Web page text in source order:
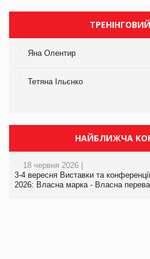
Яна Олентир
Тетяна Ільєнко
НАЙБЛИЖЧА
18 червня 2026 |
3-4 вересня Виставки та
2026: Власна марка - Власна